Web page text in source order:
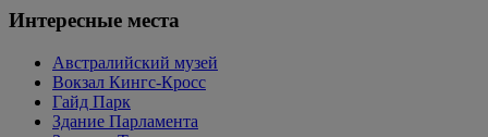
Интересные места
Австралийский музей
Вокзал Кингс-Кросс
Гайд Парк
Здание Парламента